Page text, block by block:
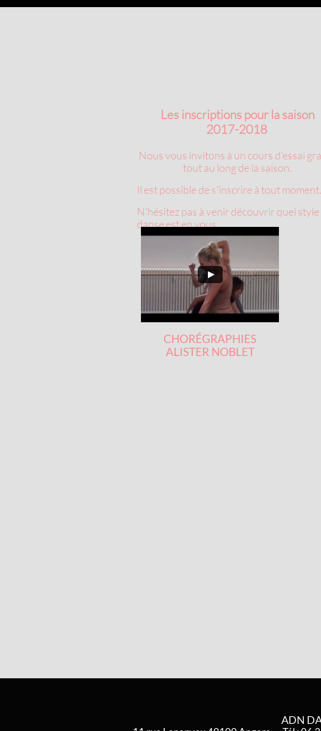
2017-2018 ​​​​
tout au long de la saison.
danse est en vous.
CHORÉGRAPHIES
ALISTER NOBLET
ADN